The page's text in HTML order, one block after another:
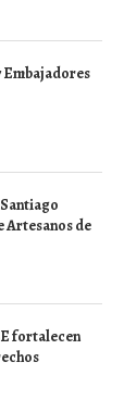
Embajadores
Artesanos de
fortalecen